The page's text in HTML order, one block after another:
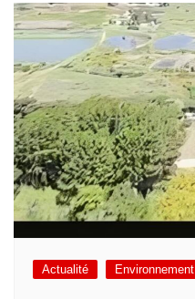
Actualité Environnement